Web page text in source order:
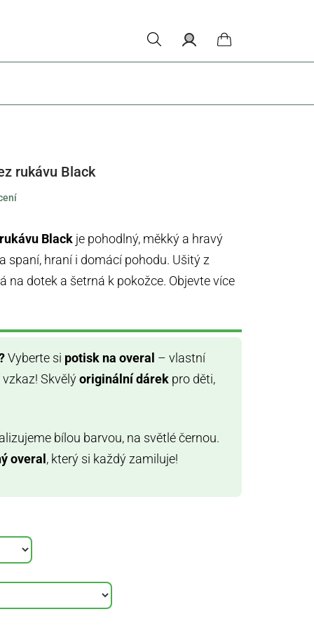
HledatPřihlášení
Nákupní
košík
rukávu Black
Black je pohodlný, měkký a hravý
spaní, hraní i domácí pohodu. Ušitý z
na dotek a šetrná k pokožce. Objevte více
Vyberte si potisk na overal – vlastní
Skvělýoriginální dárek pro děti,
bílou barvou, na světlé černou.
overal , který si každý zamiluje!